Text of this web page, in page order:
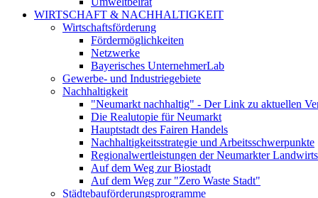
WIRTSCHAFT & NACHHALTIGKEIT
Wirtschaftsförderung
Fördermöglichkeiten
Netzwerke
Bayerisches UnternehmerLab
Gewerbe- und Industriegebiete
Nachhaltigkeit
"Neumarkt nachhaltig" - Der Link zu aktuellen
Die Realutopie für Neumarkt
Hauptstadt des Fairen Handels
Nachhaltigkeitsstrategie und Arbeitsschwerpunkte
Regionalwertleistungen der Neumarkter
Auf dem Weg zur Biostadt
Auf dem Weg zur "Zero Waste Stadt"
Städtebauförderungsprogramme